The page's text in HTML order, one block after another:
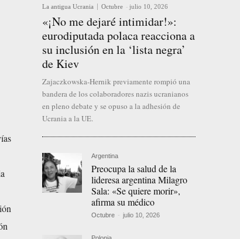
La antigua Ucrania Octubre - julio 10, 2026
«¡No me dejaré intimidar!»:
eurodiputada polaca reacciona a
su inclusión en la ‘lista negra’
de Kiev
Zajaczkowska-Hernik previamente rompió una
bandera de los colaboradores nazis ucranianos
en pleno debate y se opuso a la adhesión de
Ucrania a la UE.
Argentina
Preocupa la salud de la
lideresa argentina Milagro
Sala: «Se quiere morir»,
afirma su médico
Octubre - julio 10, 2026